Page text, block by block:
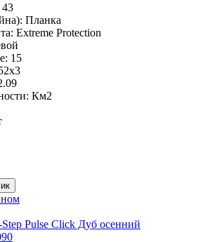
43
Планка
Extreme Protection
15
Км2